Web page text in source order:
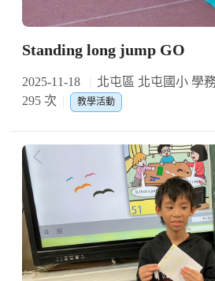
Standing long jump GO
2025-11-18 北屯區 北屯國小 學
295 次
教學活動